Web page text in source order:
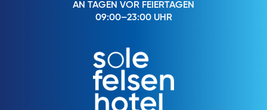
AN TAGEN VOR FEIERTAGEN
09:00–23:00 UHR